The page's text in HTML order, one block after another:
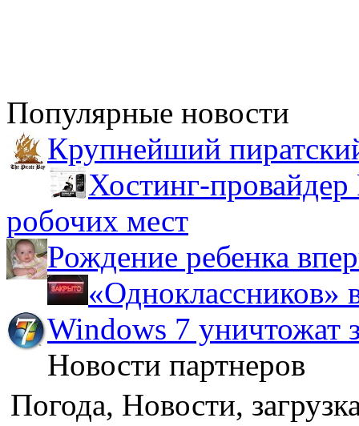
Популярные новости
Крупнейший
Хостинг-
робочих мест
Рождение ребенка
«Одноклассников»
Windows 7 уничтожат
Новости партнеров
Погода, Новости,